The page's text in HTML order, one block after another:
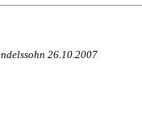
26.10.2007